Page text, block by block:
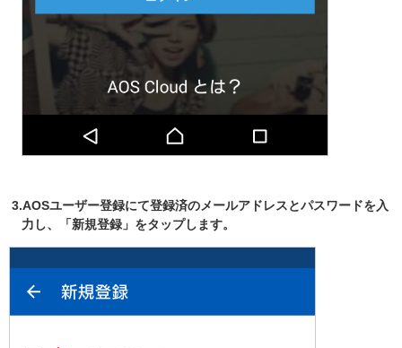
3.AOSユーザー登録にて登録済のメールアドレスとパスワードを入
力し、「新規登録」をタップします。